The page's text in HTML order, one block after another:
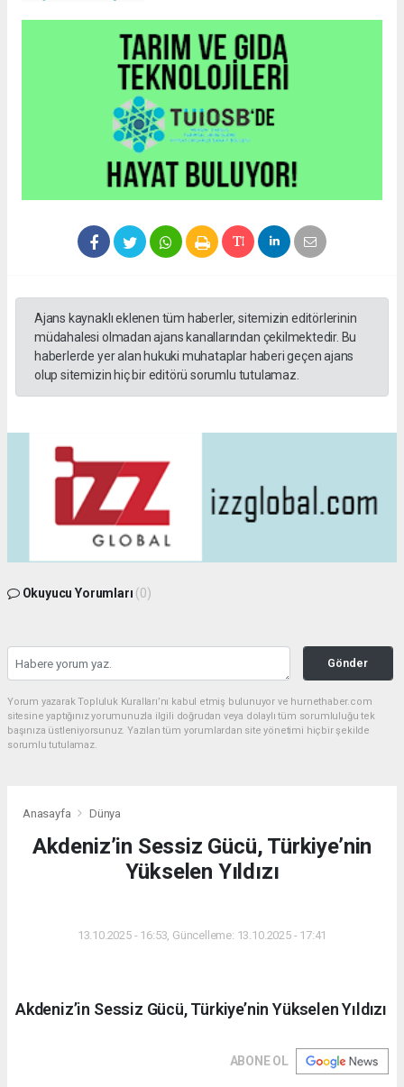
Ajans kaynaklı eklenen tüm haberler, sitemizin editörlerinin
müdahalesi olmadan ajans kanallarından çekilmektedir. Bu
haberlerde yer alan hukuki muhataplar haberi geçen ajans
olup sitemizin hiç bir editörü sorumlu tutulamaz.
Okuyucu Yorumları (0)
Gönder
Yorum yazarak Topluluk Kuralları’nı kabul etmiş bulunuyor ve hurnethaber.com
sitesine yaptığınız yorumunuzla ilgili doğrudan veya dolaylı tüm sorumluluğu tek
başınıza üstleniyorsunuz. Yazılan tüm yorumlardan site yönetimi hiçbir şekilde
sorumlu tutulamaz.
Anasayfa Dünya
Akdeniz’in Sessiz Gücü, Türkiye’nin
Yükselen Yıldızı
13.10.2025 - 16:53, Güncelleme: 13.10.2025 - 17:41
Akdeniz’in Sessiz Gücü, Türkiye’nin Yükselen Yıldızı
ABONE OL